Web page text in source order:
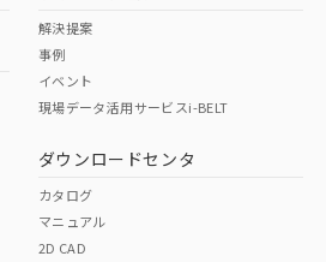
解決提案
事例
イベント
現場データ活用サービスi-BELT
ダウンロードセンタ
カタログ
マニュアル
2D CAD